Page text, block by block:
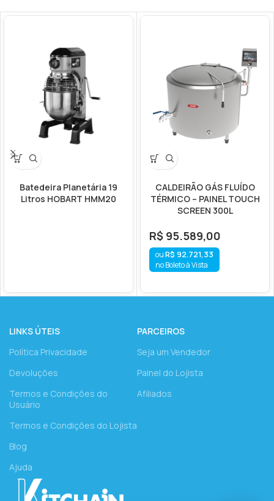
Batedeira Planetária 19
Litros HOBART HMM20
CALDEIRÃO GÁS FLUÍDO
TÉRMICO – PAINEL TOUCH
SCREEN 300L
R$ 95.589,00
R$ 92.721,33
no Boleto à Vista
LINKS ÚTEIS
Política Privacidade
Devoluções
Termos e Condições do
Usuário
Termos e Condições do Lojista
Blog
Ajuda
PARCEIROS
Seja um Vendedor
Painel do Lojista
Afiliados